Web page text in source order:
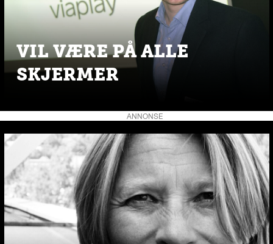
VIL VÆRE PÅ ALLE
SKJERMER
ANNONSE